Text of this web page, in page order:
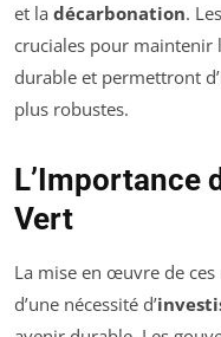
et la décarbonation.
cruciales pour maintenir
durable et permettront
plus robustes.
L’Importance
Vert
La mise en œuvre de ces
d’une nécessité d’